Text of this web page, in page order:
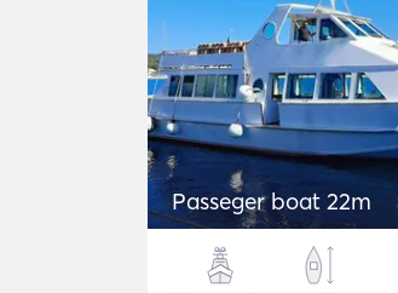
Passeger boat 22m